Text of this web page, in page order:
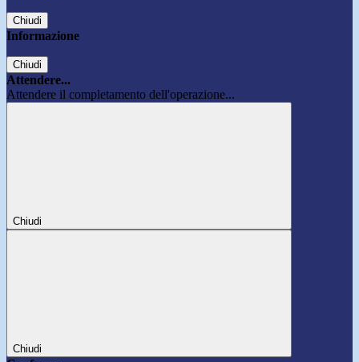
Chiudi
Informazione
Chiudi
Attendere...
Attendere il completamento dell'operazione...
Chiudi
Chiudi